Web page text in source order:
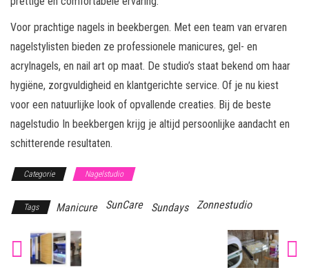
Voor prachtige nagels in beekbergen. Met een team van ervaren
nagelstylisten bieden ze professionele manicures, gel- en
acrylnagels, en nail art op maat. De studio’s staat bekend om haar
hygiëne, zorgvuldigheid en klantgerichte service. Of je nu kiest
voor een natuurlijke look of opvallende creaties. Bij de beste
nagelstudio In beekbergen krijg je altijd persoonlijke aandacht en
schitterende resultaten.
Categorie Nagelstudio
Tags Manicure SunCare Sundays Zonnestudio